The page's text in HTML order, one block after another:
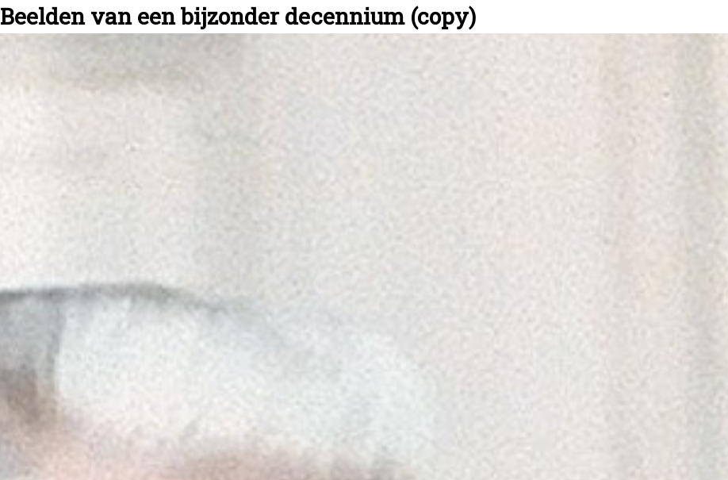
Beelden van een bijzonder decennium (copy)